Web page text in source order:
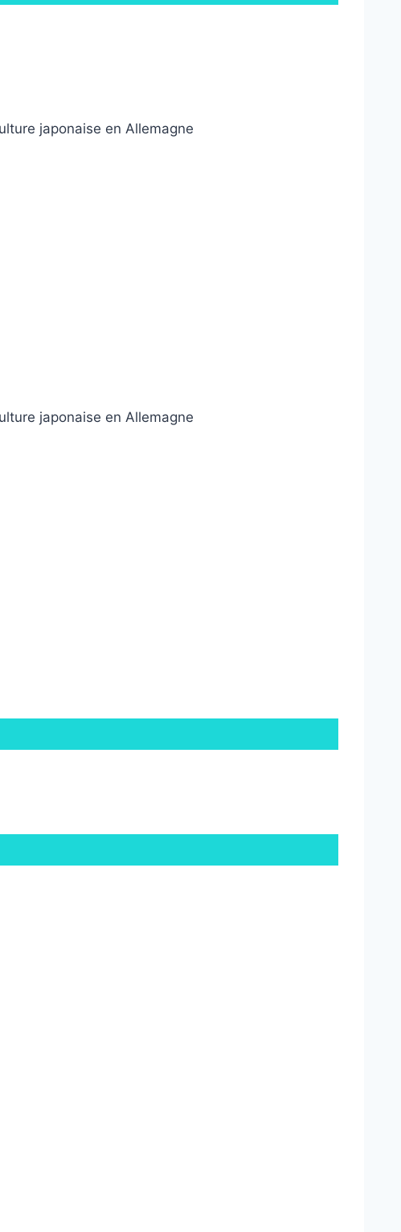
japonaise en Allemagne
japonaise en Allemagne